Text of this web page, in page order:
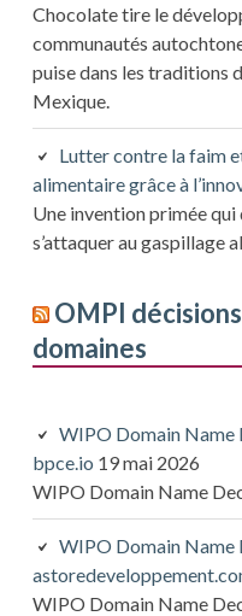
Chocolate tire le
communautés
puise dans les traditions
Mexique.
Lutter contre la faim
alimentaire grâce à
Une invention primée qui
s’attaquer au gaspillage
OMPI
domaines
WIPO Domain
bpce.io 19 mai 2026
WIPO Domain Name
WIPO Domain
WIPO Domain Name